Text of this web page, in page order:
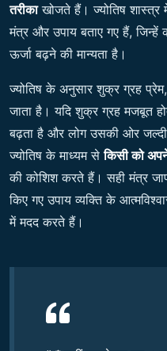
तरीकाखोजते हैं। ज्योतिष
मंत्र और उपाय बताए गए हैं,
ऊर्जा बढ़ने की मान्यता है।
ज्योतिष के अनुसार शुक्र ग्रह
जाता है। यदि शुक्र ग्रह मजबूत
बढ़ता है और लोग उसकी ओर
ज्योतिष के माध्यम सेकिसी को
की कोशिश करते हैं। सही मंत्र
किए गए उपाय व्यक्ति के
में मदद करते हैं।